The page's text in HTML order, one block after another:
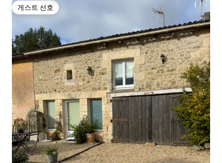
게스트 선호
게스트 선호